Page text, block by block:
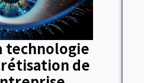
technologie
de